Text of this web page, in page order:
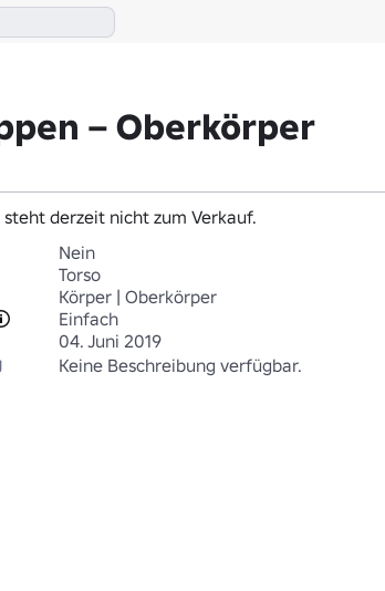
– Oberkörper
derzeit nicht zum Verkauf.
Nein
Torso
Körper | Oberkörper
Einfach
04. Juni 2019
Keine Beschreibung verfügbar.